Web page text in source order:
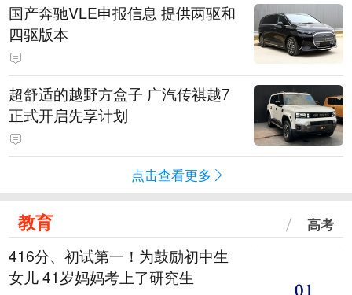
国产奔驰VLE申报信息 提供两驱和
四驱版本
超舒适的越野方盒子 广汽传祺越7
正式开启先享计划
点击查看更多
教育 高考
416分、初试第一！为鼓励初中生
女儿 41岁妈妈考上了研究生